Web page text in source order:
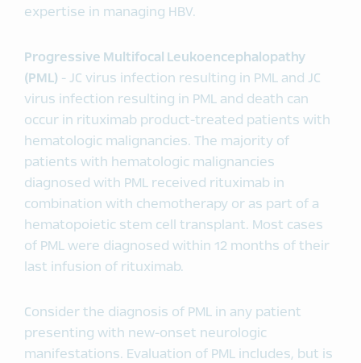
expertise in managing HBV.
Progressive Multifocal Leukoencephalopathy
(PML) - JC virus infection resulting in PML and JC
virus infection resulting in PML and death can
occur in rituximab product-treated patients with
hematologic malignancies. The majority of
patients with hematologic malignancies
diagnosed with PML received rituximab in
combination with chemotherapy or as part of a
hematopoietic stem cell transplant. Most cases
of PML were diagnosed within 12 months of their
last infusion of rituximab.
Consider the diagnosis of PML in any patient
presenting with new-onset neurologic
manifestations. Evaluation of PML includes, but is